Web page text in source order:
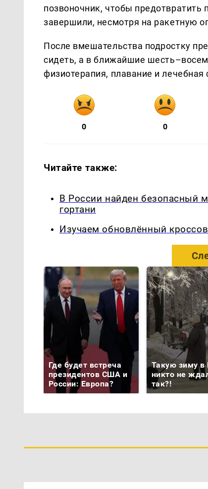
позвоночник, чтобы
завершили, несмотря на ракетную
После вмешательства подростку
сидеть, а в ближайшие
физиотерапия, плавание и
0 0
Читайте также:
В России найден безопасный
гортани
Изучаем обновлённый
Где будет встреча
президентов США и
России: Европа?
Такую зиму в
никто не
так?!